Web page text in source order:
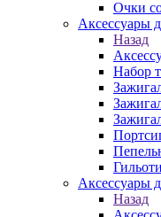
Очки
Аксессуары
Назад
Набор
Аксессуары
Назад